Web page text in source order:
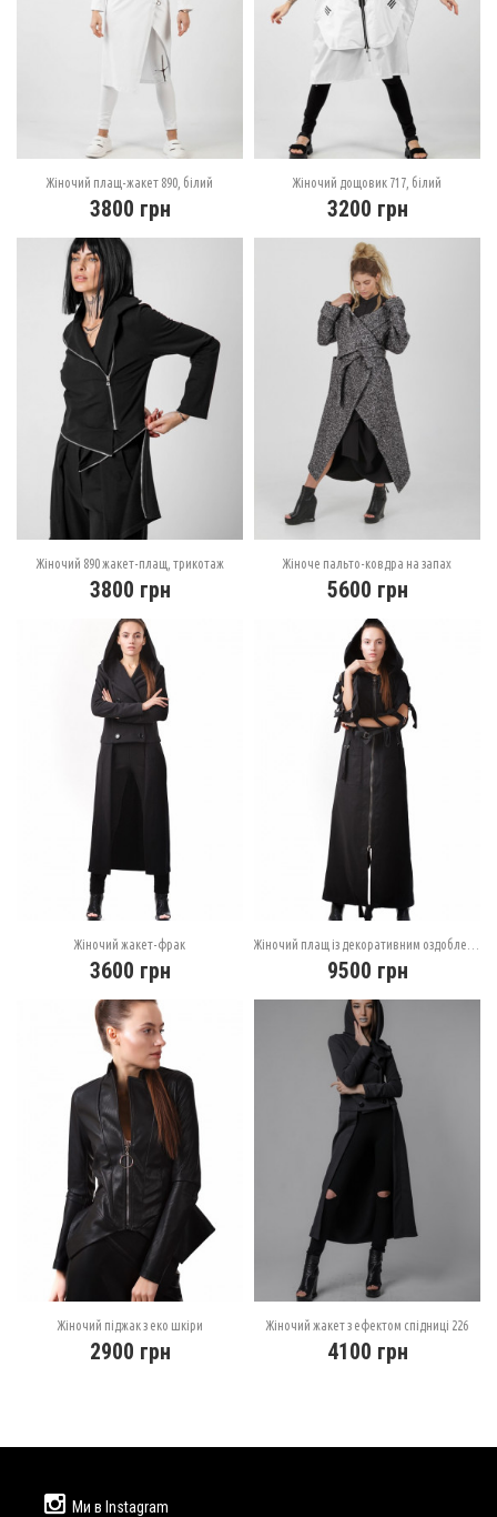
Жіночий плащ-жакет 890, білий
3800 грн
Жіночий дощовик 717, білий
3200 грн
Жіночий 890 жакет-плащ, трикотаж
3800 грн
Жіноче пальто-ковдра на запах
5600 грн
Жіночий жакет-фрак
3600 грн 9500 грн
Жіночий піджак з еко шкіри
2900 грн
Жіночий жакет з ефектом спідниці 226
4100 грн
Ми в Instagram